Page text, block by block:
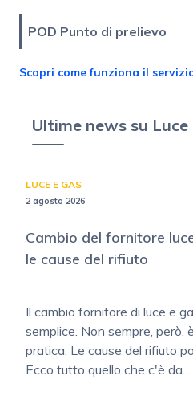
POD Punto di prelievo
Scopri come funziona il
Ultime news su
LUCE E GAS
2 agosto 2026
Cambio del fornitore
le cause del rifiuto
Il cambio fornitore di luce e
semplice. Non sempre, però,
pratica. Le cause del rifiuto
Ecco tutto quello che c'è da...